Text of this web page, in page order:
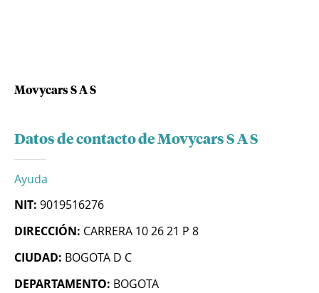
Movycars S A S
Datos de contacto de Movycars S A S
Ayuda
NIT: 9019516276
DIRECCIÓN: CARRERA 10 26 21 P 8
CIUDAD: BOGOTA D C
DEPARTAMENTO: BOGOTA